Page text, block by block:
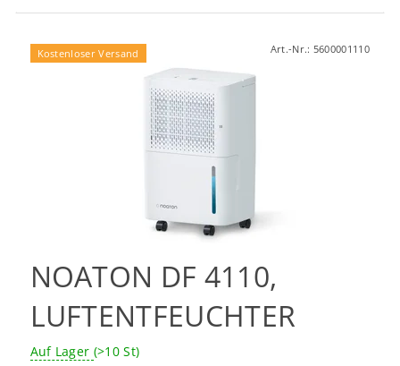
Kostenloser Versand Art.-Nr.: 5600001110
NOATON DF 4110,
LUFTENTFEUCHTER
Auf Lager (>10 St)